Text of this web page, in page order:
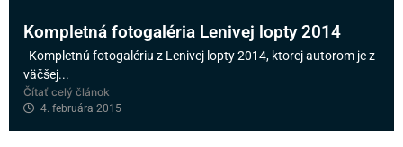
Kompletná fotogaléria Lenivej lopty 2014
Kompletnú fotogalériu z Lenivej lopty 2014, ktorej autorom je z
väčšej...
Čítať celý článok
4. februára 2015